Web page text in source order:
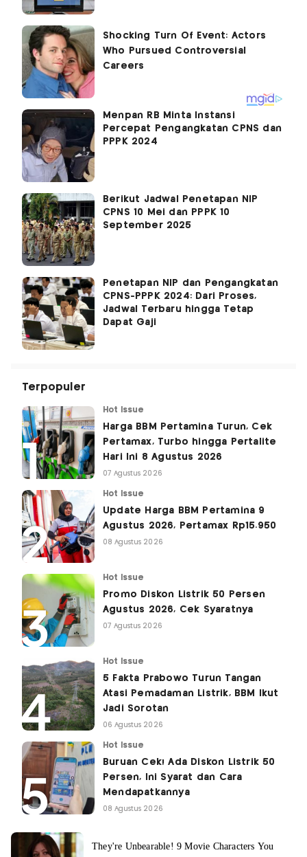
Menpan RB Minta Instansi
Percepat Pengangkatan CPNS dan
PPPK 2024
Berikut Jadwal Penetapan NIP
CPNS 10 Mei dan PPPK 10
September 2025
Penetapan NIP dan Pengangkatan
CPNS-PPPK 2024: Dari Proses,
Jadwal Terbaru hingga Tetap
Dapat Gaji
Terpopuler
Hot Issue
Harga BBM Pertamina Turun, Cek
Pertamax, Turbo hingga Pertalite
Hari Ini 8 Agustus 2026
07 Agustus 2026
Hot Issue
Update Harga BBM Pertamina 9
Agustus 2026, Pertamax Rp15.950
08 Agustus 2026
Hot Issue
Promo Diskon Listrik 50 Persen
Agustus 2026, Cek Syaratnya
07 Agustus 2026
Hot Issue
5 Fakta Prabowo Turun Tangan
Atasi Pemadaman Listrik, BBM Ikut
Jadi Sorotan
06 Agustus 2026
Hot Issue
Buruan Cek! Ada Diskon Listrik 50
Persen, Ini Syarat dan Cara
Mendapatkannya
08 Agustus 2026